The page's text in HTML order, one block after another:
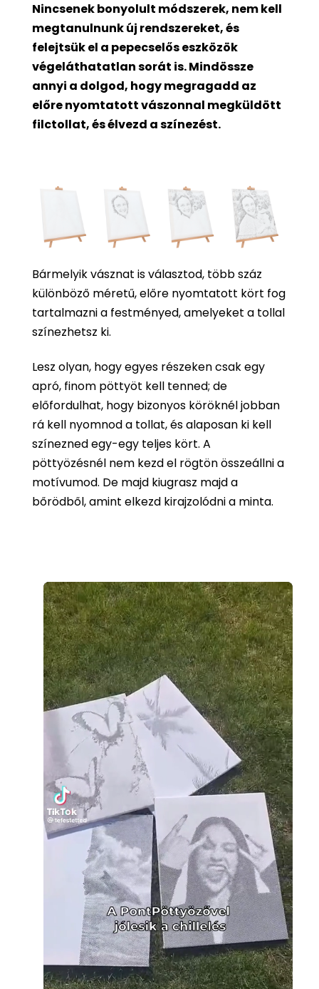
Nincsenek bonyolult módszerek, nem kell
megtanulnunk új rendszereket, és
felejtsük el a pepecselős eszközök
végeláthatatlan sorát is. Mindössze
annyi a dolgod, hogy megragadd az
előre nyomtatott vászonnal megküldött
filctollat, és élvezd a színezést.
Bármelyik vásznat is választod, több száz
különböző méretű, előre nyomtatott kört fog
tartalmazni a festményed, amelyeket a tollal
színezhetsz ki.
Lesz olyan, hogy egyes részeken csak egy
apró, finom pöttyöt kell tenned; de
előfordulhat, hogy bizonyos köröknél jobban
rá kell nyomnod a tollat, és alaposan ki kell
színezned egy-egy teljes kört. A
pöttyözésnél nem kezd el rögtön összeállni a
motívumod. De majd kiugrasz majd a
bőrödből, amint elkezd kirajzolódni a minta.